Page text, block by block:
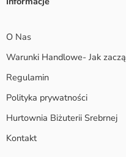
O Nas
Warunki Handlowe- Jak
Regulamin
Polityka prywatności
Hurtownia Biżuterii Srebrnej
Kontakt